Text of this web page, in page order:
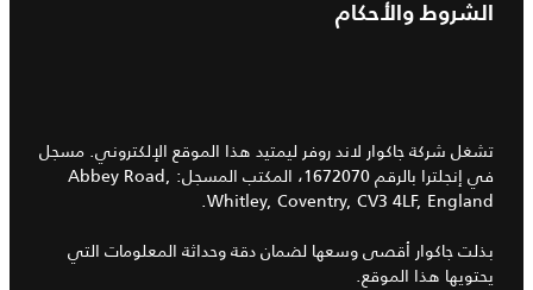
الشروط والأحكام
تشغل شركة جاكوار لاند روفر ليمتيد هذا الموقع الإلكتروني. مسجل
في إنجلترا بالرقم 1672070، المكتب المسجل: Abbey Road,
Whitley, Coventry, CV3 4LF, England.
بذلت جاكوار أقصى وسعها لضمان دقة وحداثة المعلومات التي
يحتويها هذا الموقع.